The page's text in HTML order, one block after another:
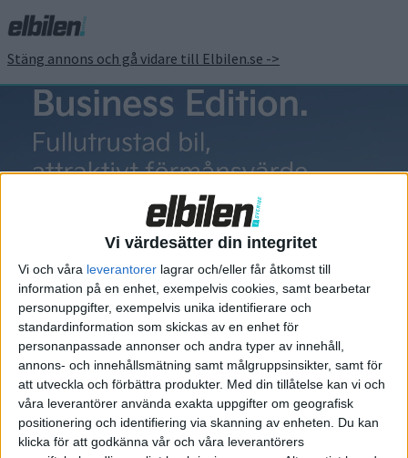
Vi värdesätter din integritet
Vi och våra leverantorer lagrar och/eller får åtkomst till
information på en enhet, exempelvis cookies, samt bearbetar
personuppgifter, exempelvis unika identifierare och
standardinformation som skickas av en enhet för
personanpassade annonser och andra typer av innehåll,
annons- och innehållsmätning samt målgruppsinsikter, samt för
att utveckla och förbättra produkter. Med din tillåtelse kan vi och
våra leverantörer använda exakta uppgifter om geografisk
positionering och identifiering via skanning av enheten. Du kan
klicka för att godkänna vår och våra leverantörers
Stäng annons och gå vidare till Elbilen.se ->
Seal 06 GT
Elbilens nyhetsbrev
Håll dig uppdaterad om de senaste nyheterna!
Prenumerera